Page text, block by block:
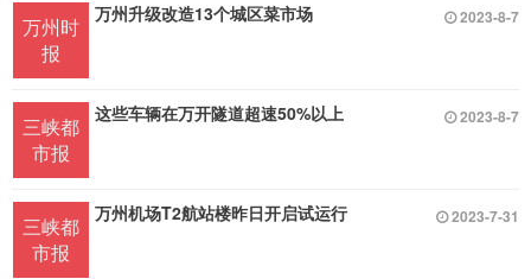
万州时
报
万州升级改造13个城区菜市场 2023-8-7
三峡都
市报
这些车辆在万开隧道超速50%以上 2023-8-7
三峡都
市报
万州机场T2航站楼昨日开启试运行 2023-7-31